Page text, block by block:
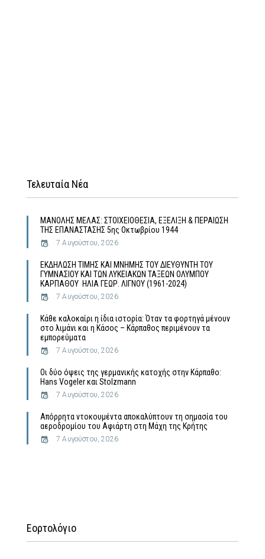
Τελευταία Νέα
MΑΝΟΛΗΣ ΜΕΛΑΣ: ΣΤΟΙΧΕΙΟΘΕΣΙΑ, ΕΞΕΛΙΞΗ & ΠΕΡΑΙΩΣΗ
ΤΗΣ ΕΠΑΝΑΣΤΑΣΗΣ 5ης Οκτωβρίου 1944
7 Αυγούστου, 2026
ΕΚΔΗΛΩΣΗ ΤΙΜΗΣ ΚΑΙ ΜΝΗΜΗΣ ΤΟΥ ΔΙΕΥΘΥΝΤΗ ΤΟΥ
ΓΥΜΝΑΣΙΟΥ ΚΑΙ ΤΩΝ ΛΥΚΕΙΑΚΩΝ ΤΑΞΕΩΝ ΟΛΥΜΠΟΥ
ΚΑΡΠΑΘΟΥ ΗΛΙΑ ΓΕΩΡ. ΛΙΓΝΟΥ (1961-2024)
7 Αυγούστου, 2026
Κάθε καλοκαίρι η ίδια ιστορία: Όταν τα φορτηγά μένουν
στο λιμάνι και η Κάσος – Κάρπαθος περιμένουν τα
εμπορεύματα
7 Αυγούστου, 2026
Οι δύο όψεις της γερμανικής κατοχής στην Κάρπαθο:
Hans Vogeler και Stolzmann
7 Αυγούστου, 2026
Απόρρητα ντοκουμέντα αποκαλύπτουν τη σημασία του
αεροδρομίου του Αφιάρτη στη Μάχη της Κρήτης
7 Αυγούστου, 2026
Εορτολόγιο